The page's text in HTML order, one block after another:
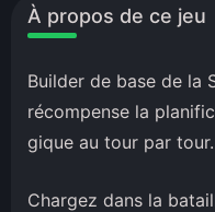
À propos de ce jeu
Builder de base de la
récompense la
gique au tour par tour.
Chargez dans la